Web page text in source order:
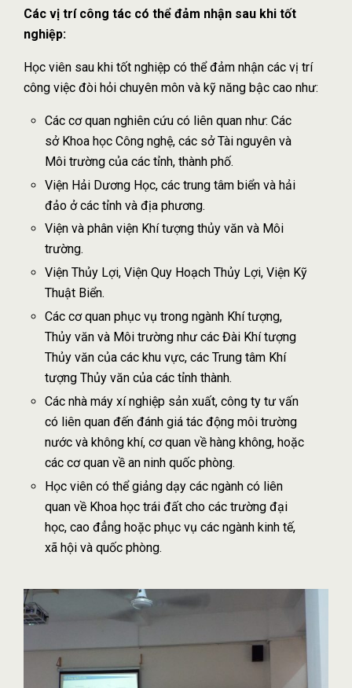
Các vị trí công tác có thể đảm nhận sau khi tốt
nghiệp:
Học viên sau khi tốt nghiệp có thể đảm nhận các vị trí
công việc đòi hỏi chuyên môn và kỹ năng bậc cao như:
Các cơ quan nghiên cứu có liên quan như: Các
sở Khoa học Công nghệ, các sở Tài nguyên và
Môi trường của các tỉnh, thành phố.
Viện Hải Dương Học, các trung tâm biển và hải
đảo ở các tỉnh và địa phương.
Viện và phân viện Khí tượng thủy văn và Môi
trường.
Viện Thủy Lợi, Viện Quy Hoạch Thủy Lợi, Viện Kỹ
Thuật Biển.
Các cơ quan phục vụ trong ngành Khí tượng,
Thủy văn và Môi trường như các Đài Khí tượng
Thủy văn của các khu vực, các Trung tâm Khí
tượng Thủy văn của các tỉnh thành.
Các nhà máy xí nghiệp sản xuất, công ty tư vấn
có liên quan đến đánh giá tác động môi trường
nước và không khí, cơ quan về hàng không, hoặc
các cơ quan về an ninh quốc phòng.
Học viên có thể giảng dạy các ngành có liên
quan về Khoa học trái đất cho các trường đại
học, cao đẳng hoặc phục vụ các ngành kinh tế,
xã hội và quốc phòng.